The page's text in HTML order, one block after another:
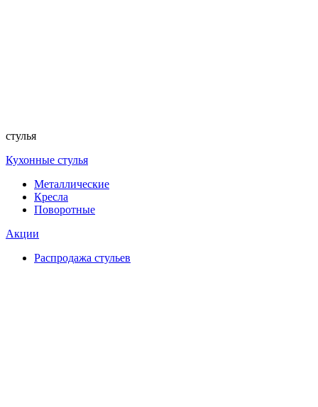
стулья
Кухонные стулья
Металлические
Кресла
Поворотные
Акции
Распродажа стульев